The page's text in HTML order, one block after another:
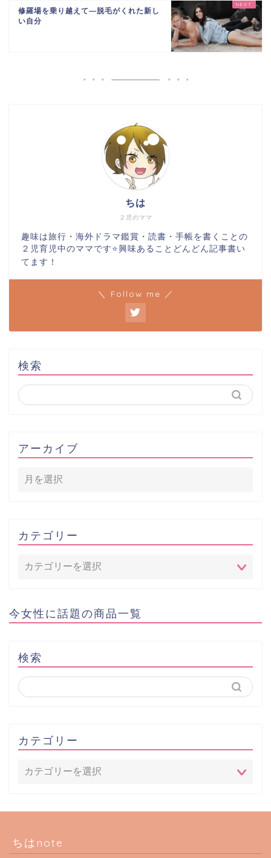
修羅場を乗り越えて―脱毛がくれた新し
い自分
２児のママ
ちは
趣味は旅行・海外ドラマ鑑賞・読書・手帳を書くことの
２児育児中のママです⭐️興味あることどんどん記事書い
てます！
＼ Follow me ／
検索
アーカイブ
カテゴリー
今女性に話題の商品一覧
検索
カテゴリー
ちはnote